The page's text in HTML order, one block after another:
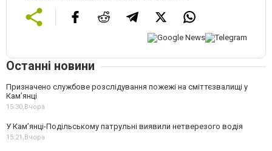
Останні новини
Призначено службове розслідування пожежі на сміттєзвалищі у
Кам’янці
15:30,Вчора
У Кам’янці-Подільському патрульні виявили нетверезого водія
15:21,Вчора